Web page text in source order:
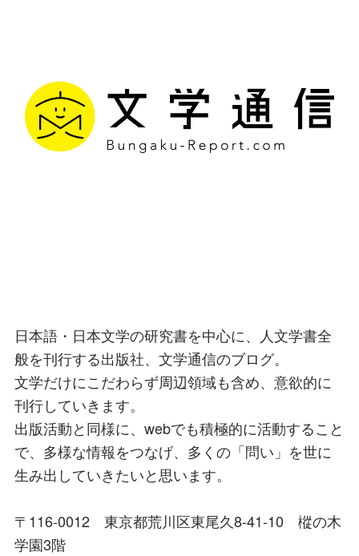
日本語・日本文学の研究書を中心に、人文学書全
般を刊行する出版社、文学通信のブログ。
文学だけにこだわらず周辺領域も含め、意欲的に
刊行していきます。
出版活動と同様に、webでも積極的に活動すること
で、多様な情報をつなげ、多くの「問い」を世に
生み出していきたいと思います。
〒116-0012 東京都荒川区東尾久8-41-10 樅の木
学園3階